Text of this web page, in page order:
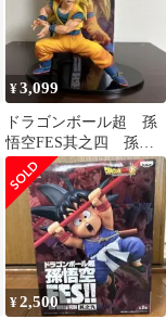
造形天下一武道会2 其
之四
¥3,099
ドラゴンボール超 孫
悟空FES其之四 孫悟
空スーパーサイヤ人3フ
ィギュア 極美品
¥2,500